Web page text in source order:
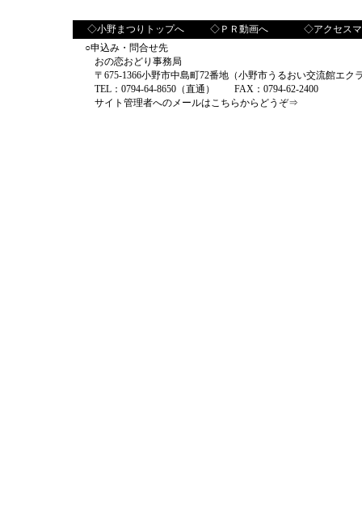
◇小野まつりトップへ ◇ＰＲ動画へ
◇アクセス
○申込み・問合せ先
おの恋おどり事務局
〒675-1366小野市中島町72番地（小野市うるおい交流館エク
TEL：0794-64-8650（直通） FAX：0794-62-2400
サイト管理者へのメールはこちらからどうぞ⇒